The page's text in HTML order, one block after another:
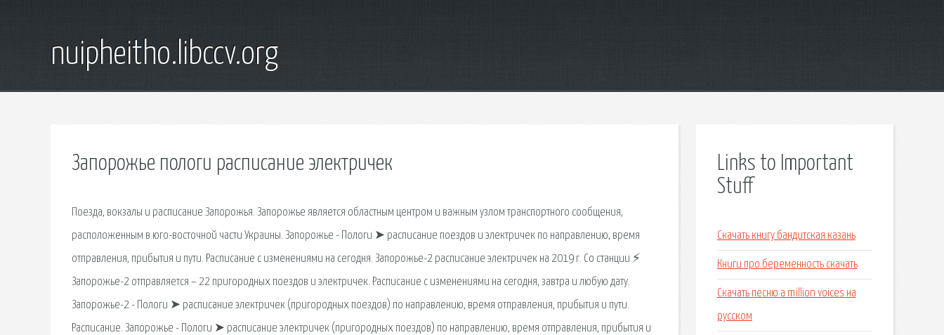
nuipheitho.libccv.org
Запорожье пологи расписание электричек
Поезда, вокзалы и расписание Запорожья. Запорожье является областным центром и важным узлом транспортного сообщения,
расположенным в юго-восточной части Украины. Запорожье - Пологи ➤ расписание поездов и электричек по направлению, время
отправления, прибытия и пути. Расписание с изменениями на сегодня. Запорожье-2 расписание электричек на 2019 г. Со станции ⚡
Запорожье-2 отправляется – 22 пригородных поездов и электричек. Расписание с изменениями на сегодня, завтра и любую дату.
Запорожье-2 - Пологи ➤ расписание электричек (пригородных поездов) по направлению, время отправления, прибытия и пути.
Расписание. Запорожье - Пологи ➤ расписание электричек (пригородных поездов) по направлению, время отправления, прибытия и
Links to Important
Stuff
Скачать книгу бандитская казань
Книги про беременность скачать
Скачать песню a million voices на
русском